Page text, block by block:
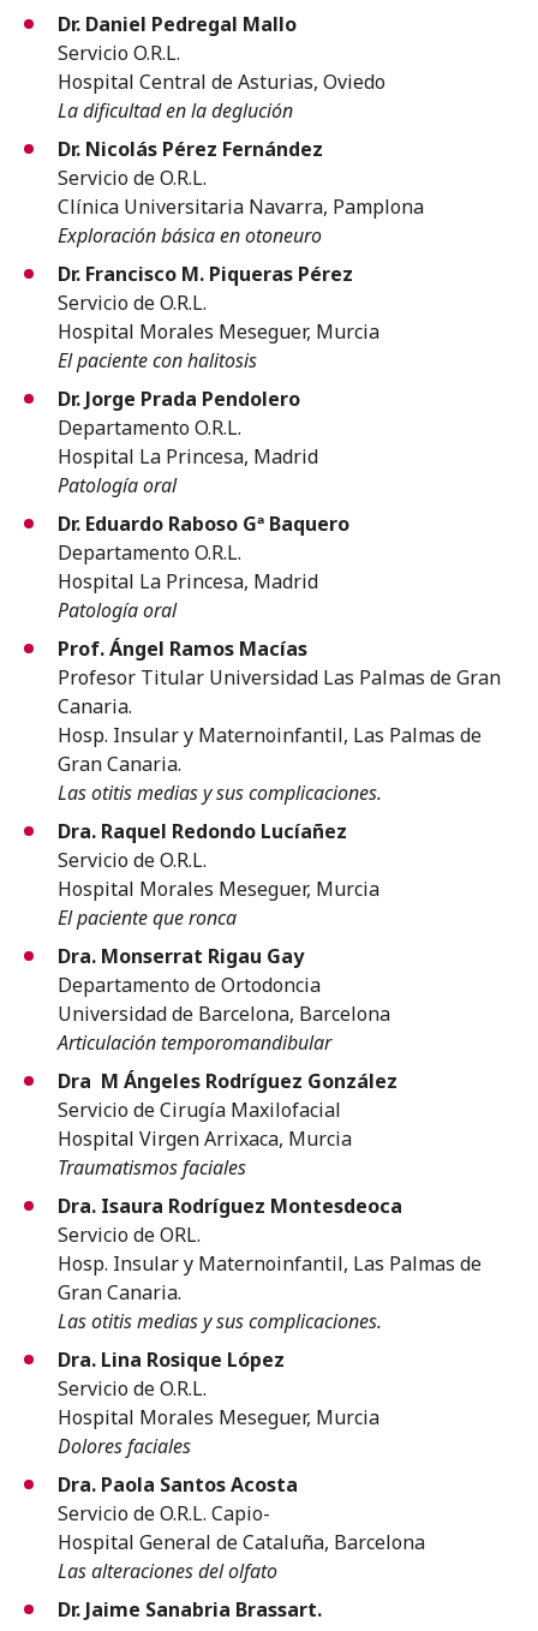
Dr. Daniel Pedregal Mallo
Servicio O.R.L.
Hospital Central de Asturias, Oviedo
La dificultad en la deglución
Dr. Nicolás Pérez Fernández
Servicio de O.R.L.
Clínica Universitaria Navarra, Pamplona
Exploración básica en otoneuro
Dr. Francisco M. Piqueras Pérez
Servicio de O.R.L.
Hospital Morales Meseguer, Murcia
El paciente con halitosis
Dr. Jorge Prada Pendolero
Departamento O.R.L.
Hospital La Princesa, Madrid
Patología oral
Dr. Eduardo Raboso Gª Baquero
Departamento O.R.L.
Hospital La Princesa, Madrid
Patología oral
Prof. Ángel Ramos Macías
Profesor Titular Universidad Las Palmas de Gran
Canaria.
Hosp. Insular y Maternoinfantil, Las Palmas de
Gran Canaria.
Las otitis medias y sus complicaciones.
Dra. Raquel Redondo Lucíañez
Servicio de O.R.L.
Hospital Morales Meseguer, Murcia
El paciente que ronca
Dra. Monserrat Rigau Gay
Departamento de Ortodoncia
Universidad de Barcelona, Barcelona
Articulación temporomandibular
Dra M Ángeles Rodríguez González
Servicio de Cirugía Maxilofacial
Hospital Virgen Arrixaca, Murcia
Traumatismos faciales
Dra. Isaura Rodríguez Montesdeoca
Servicio de ORL.
Hosp. Insular y Maternoinfantil, Las Palmas de
Gran Canaria.
Las otitis medias y sus complicaciones.
Dra. Lina Rosique López
Servicio de O.R.L.
Hospital Morales Meseguer, Murcia
Dolores faciales
Dra. Paola Santos Acosta
Servicio de O.R.L. Capio-
Hospital General de Cataluña, Barcelona
Las alteraciones del olfato
Dr. Jaime Sanabria Brassart.